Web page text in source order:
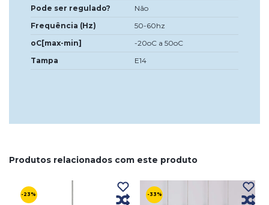
Pode ser regulado?
Não
Frequência (Hz)
50-60hz
oC[max-min]
-20oC a 50oC
Tampa
E14
Produtos relacionados com este produto
-23% -33%